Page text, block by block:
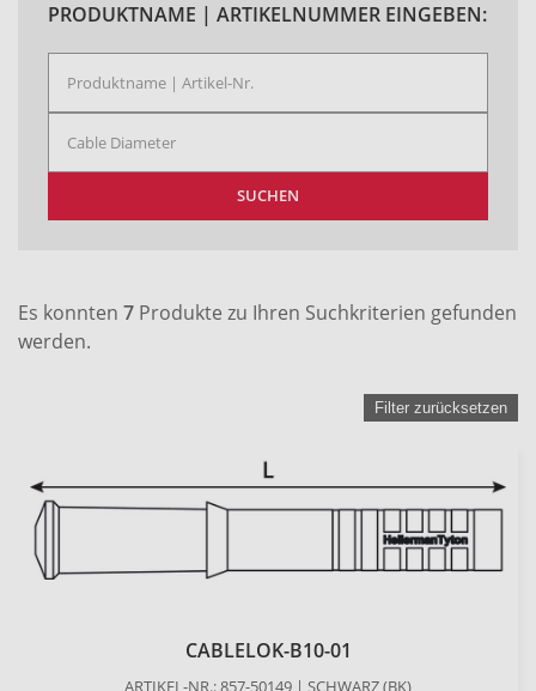
PRODUKTNAME | ARTIKELNUMMER EINGEBEN:
SUCHEN
Es konnten 7 Produkte zu Ihren Suchkriterien gefunden
werden.
Filter zurücksetzen
CABLELOK-B10-01
ARTIKEL-NR.: 857-50149 | SCHWARZ (BK)